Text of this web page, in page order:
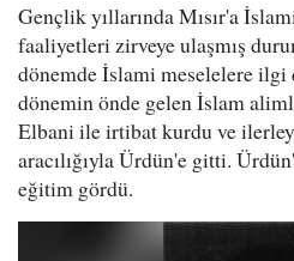
Gençlik yıllarında Mısır'a
faaliyetleri zirveye ulaşmış
dönemde İslami meselelere
dönemin önde gelen İslam
Elbani ile irtibat kurdu ve
aracılığıyla Ürdün'e gitti.
eğitim gördü.